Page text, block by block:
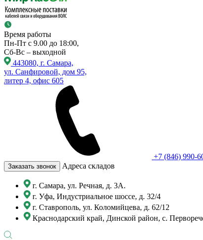
Время работы
Пн-Пт с 9.00 до 18:00,
Сб-Вс – выходной
443080, г. Самара,
ул. Санфировой, дом 95,
литер 4, офис 605
+7 (846) 990-
Заказать звонок Адреса складов
г. Самара, ул. Речная, д. 3А.
г. Уфа, Индустриальное шоссе, д. 32/4
г. Ставрополь, ул. Коломийцева, д. 62/12
Краснодарский край, Динской район, с.